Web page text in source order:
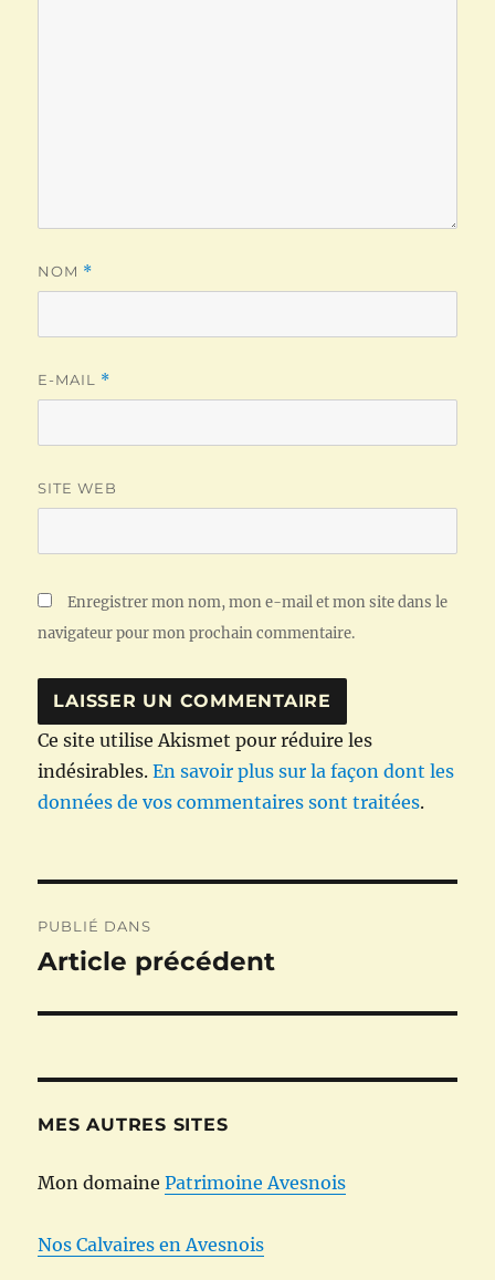
NOM *
E-MAIL *
SITE WEB
Enregistrer mon nom, mon e-mail et mon site dans le
navigateur pour mon prochain commentaire.
Ce site utilise Akismet pour réduire les
indésirables.En savoir plus sur la façon dont les
données de vos commentaires sont traitées.
de
PUBLIÉ DANS
Article précédent
MES AUTRES SITES
Mon domainePatrimoine Avesnois
Nos Calvaires en Avesnois